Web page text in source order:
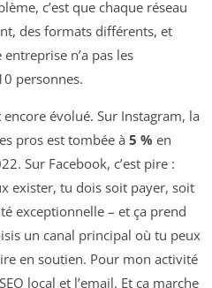
c’est que chaque réseau
des formats différents, et
n’a pas les
personnes.
évolué. Sur Instagram, la
pros est tombée à 5 % en
Sur Facebook, c’est pire :
exister, tu dois soit payer, soit
exceptionnelle – et ça prend
un canal principal où tu peux
en soutien. Pour mon activité
local et l’email. Et ça marche